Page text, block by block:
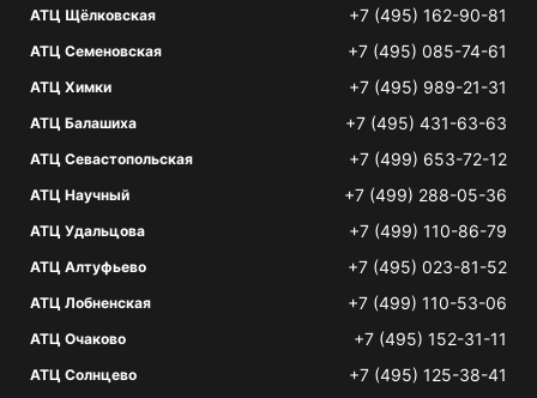
АТЦ Щёлковская +7 (495) 162-90-81
АТЦ Семеновская +7 (495) 085-74-61
АТЦ Химки +7 (495) 989-21-31
АТЦ Балашиха +7 (495) 431-63-63
АТЦ Севастопольская +7 (499) 653-72-12
АТЦ Научный +7 (499) 288-05-36
АТЦ Удальцова +7 (499) 110-86-79
АТЦ Алтуфьево +7 (495) 023-81-52
АТЦ Лобненская +7 (499) 110-53-06
АТЦ Очаково +7 (495) 152-31-11
АТЦ Солнцево +7 (495) 125-38-41